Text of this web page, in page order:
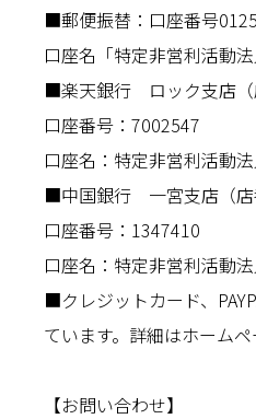
■郵便振替：口座番号
口座名「特定非営利活動
■楽天銀行 ロック支店（
口座番号：7002547
口座名：特定非営利活動
■中国銀行 一宮支店（
口座番号：1347410
口座名：特定非営利活動
■クレジットカード、
ています。詳細はホームペ
【お問い合わせ】